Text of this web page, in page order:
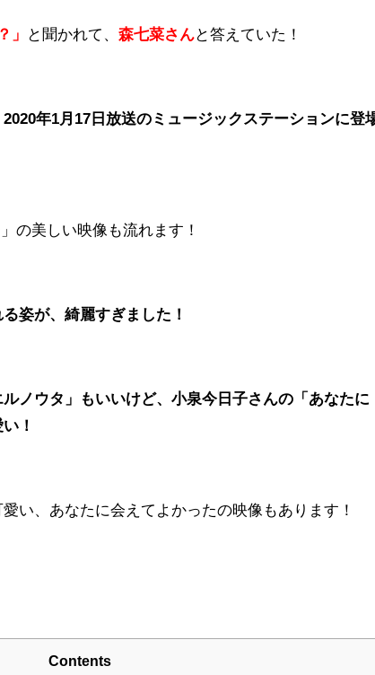
」 と聞かれて、森七菜さんと答えていた！
年1月17日放送のミュージックステーションに登
の美しい映像も流れます！
姿が、綺麗すぎました！
ノウタ」もいいけど、小泉今日子さんの「あなたに
！
い、あなたに会えてよかったの映像もあります！
Contents